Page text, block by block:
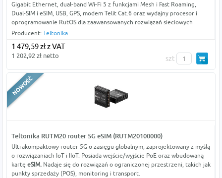
Gigabit Ethernet, dual-band Wi-Fi 5 z funkcjami Mesh i Fast Roaming,
Dual-SIM i eSIM, USB, GPS, modem Telit Cat.6 oraz wydajny procesor i
oprogramowanie RutOS dla zaawansowanych rozwiązań sieciowych
Producent: Teltonika
1 479,59 zł z VAT
1 202,92 zł netto szt
Teltonika RUTM20 router 5G eSIM (RUTM20100000)
Ultrakompaktowy router 5G o zasięgu globalnym, zaprojektowany z myślą
o rozwiązaniach IoT i IIoT. Posiada wejście/wyjście PoE oraz wbudowaną
kartę eSIM. Nadaje się do rozwiązań o ograniczonej przestrzeni, takich jak
punkty sprzedaży (POS), monitoring i transport.